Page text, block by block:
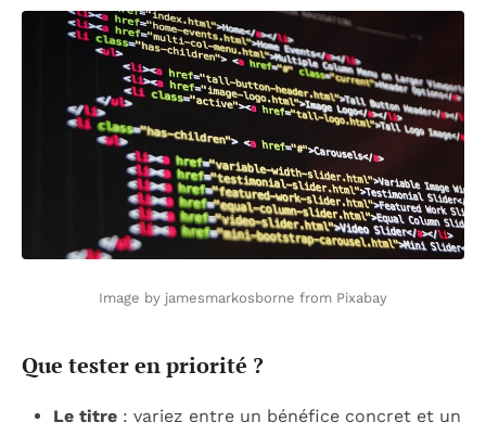
Image by jamesmarkosborne from Pixabay
Que tester en priorité ?
Le titre: variez entre un bénéfice concret et un